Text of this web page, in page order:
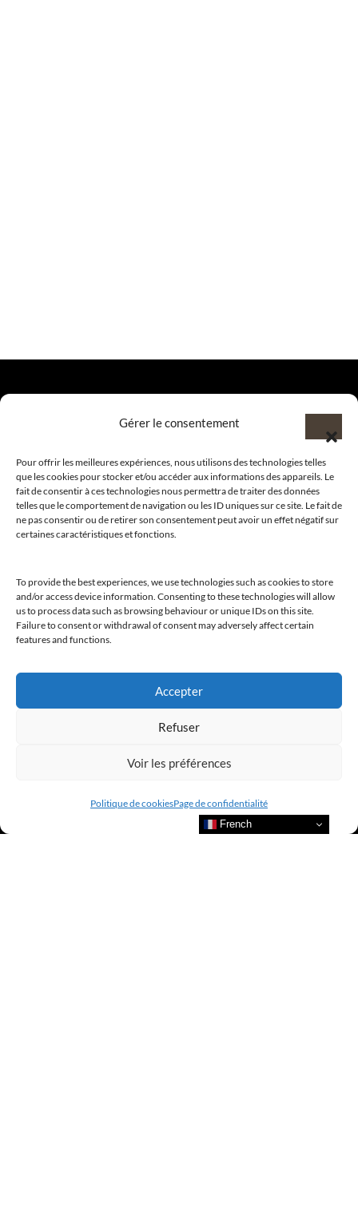
Gérer le consentement
Pour offrir les meilleures expériences, nous utilisons des technologies telles
que les cookies pour stocker et/ou accéder aux informations des appareils. Le
fait de consentir à ces technologies nous permettra de traiter des données
telles que le comportement de navigation ou les ID uniques sur ce site. Le fait de
ne pas consentir ou de retirer son consentement peut avoir un effet négatif sur
certaines caractéristiques et fonctions.
To provide the best experiences, we use technologies such as cookies to store
and/or access device information. Consenting to these technologies will allow
us to process data such as browsing behaviour or unique IDs on this site.
Failure to consent or withdrawal of consent may adversely affect certain
features and functions.
Accepter
Refuser
Voir les préférences
Politique de cookiesPage de confidentialité
LUXURY SELECTIONS BY CLUB AMILCAR
French